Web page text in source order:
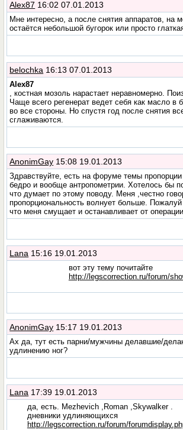
Alex87 16:02 07.01.2013
Мне интересно, а после снятия аппаратов, на
остаётся небольшой бугорок или просто
belochka 16:13 07.01.2013
Alex87
, костная мозоль нарастает неравномерно.
Чаще всего регенерат ведет себя как масло в
во все стороны. Но спустя год после снятия
сглаживаются.
AnonimGay 15:08 19.01.2013
Здравствуйте, есть на форуме темы
бедро и вообще антропометрии. Хотелось бы
что думает по этому поводу. Меня ,честно
пропорциональность волнует больше. Пожалуй
что меня смущает и останавливает от операции.
Lana 15:16 19.01.2013
вот эту тему почитайте
http://legscorrection.ru/forum/
AnonimGay 15:17 19.01.2013
Ах да, тут есть парни/мужчины делавшие/
удлинению ног?
Lana 17:39 19.01.2013
да, есть. Mezhevich ,Roman ,Skywalker .
дневники удлиняющихся
http://legscorrection.ru/forum/